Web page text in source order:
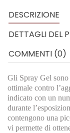
DESCRIZIONE
DETTAGLI DEL
COMMENTI (0)
Gli Spray Gel
ottimale contro
indicato con un
durante
contengono una
vi permette di